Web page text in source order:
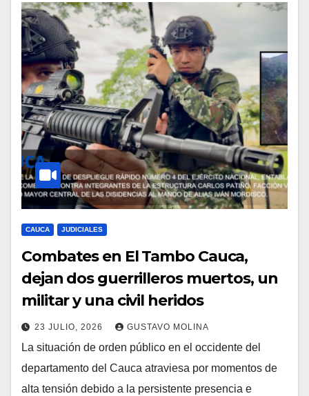
CAUCA JUDICIALES
Combates en El Tambo Cauca,
dejan dos guerrilleros muertos, un
militar y una civil heridos
23 JULIO, 2026 GUSTAVO MOLINA
La situación de orden público en el occidente del
departamento del Cauca atraviesa por momentos de
alta tensión debido a la persistente presencia e